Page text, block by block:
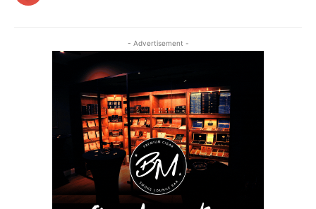
- Advertisement -